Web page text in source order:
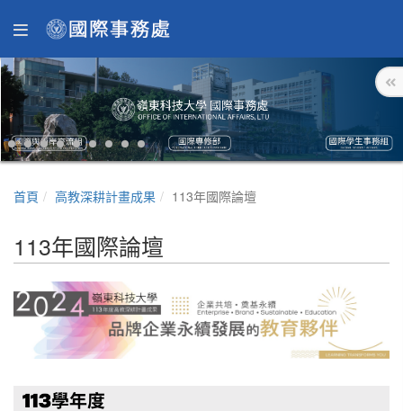
首頁 高教深耕計畫成果 113年國際論壇
113年國際論壇